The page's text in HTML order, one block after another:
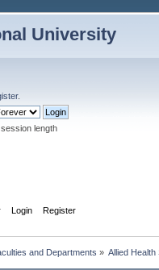
University
.
length
Login Register
and Departments » Allied Health